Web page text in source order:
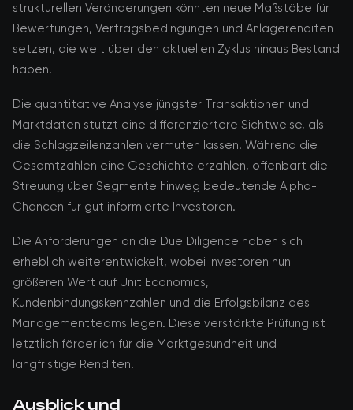
strukturellen Veränderungen könnten neue Maßstäbe für
Bewertungen, Vertragsbedingungen und Anlagerenditen
setzen, die weit über den aktuellen Zyklus hinaus Bestand
haben.
Die quantitative Analyse jüngster Transaktionen und
Marktdaten stützt eine differenziertere Sichtweise, als
die Schlagzeilenzahlen vermuten lassen. Während die
Gesamtzahlen eine Geschichte erzählen, offenbart die
Streuung über Segmente hinweg bedeutende Alpha-
Chancen für gut informierte Investoren.
Die Anforderungen an die Due Diligence haben sich
erheblich weiterentwickelt, wobei Investoren nun
größeren Wert auf Unit Economics,
Kundenbindungskennzahlen und die Erfolgsbilanz des
Managementteams legen. Diese verstärkte Prüfung ist
letztlich förderlich für die Marktgesundheit und
langfristige Renditen.
Ausblick und